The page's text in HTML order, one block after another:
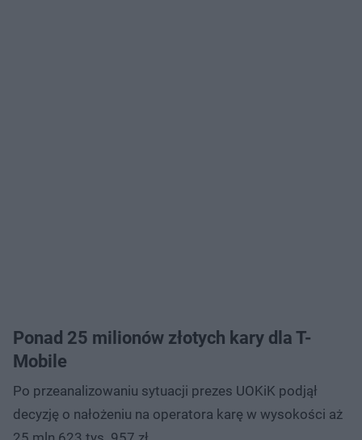
Ponad 25 milionów złotych kary dla T-
Mobile
Po przeanalizowaniu sytuacji prezes UOKiK podjął
decyzję o nałożeniu na operatora karę w wysokości aż